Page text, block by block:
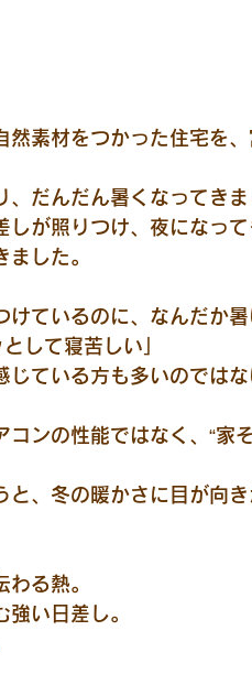
然素材をつかった住宅を
、だんだん暑くなってきま
しが照りつけ、夜になっ
ました。
けているのに、なんだか暑
して寝苦しい」
じている方も多いのではな
コンの性能ではなく、“家
と、冬の暖かさに目が向
わる熱。
強い日差し。